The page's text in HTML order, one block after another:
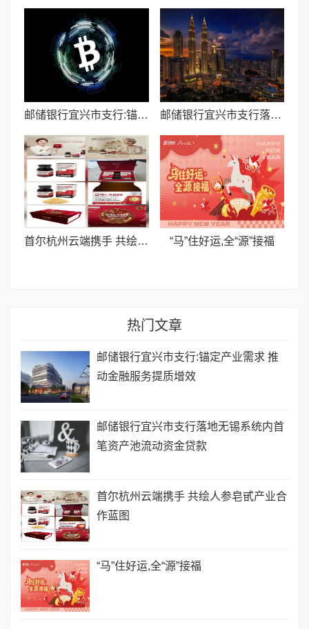
邮储银行宜兴市支行:锚定产业需求 推动金融服务提质增效 邮储银行宜兴市支行落地无锡系统内首笔资产池流动资金贷款
首尔杭州云端携手 共绘人参皂甙产业合作蓝图 ​“马”住好运,全“源”接福
热门文章
邮储银行宜兴市支行:锚定产业需求 推
动金融服务提质增效
邮储银行宜兴市支行落地无锡系统内首
笔资产池流动资金贷款
首尔杭州云端携手 共绘人参皂甙产业合
作蓝图
​“马”住好运,全“源”接福